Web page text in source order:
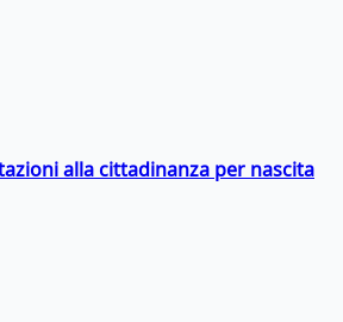
alla cittadinanza per nascita